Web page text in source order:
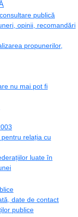
publică
opinii, recomandări
propunerilor,
nu mai pot fi
relația cu
luate în
date de contact
publice